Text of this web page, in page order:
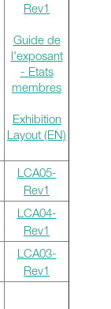
Rev1
Guide de
l'exposant
- Etats
membres
Exhibition
Layout (EN)
LCA05-
Rev1
LCA04-
Rev1
LCA03-
Rev1